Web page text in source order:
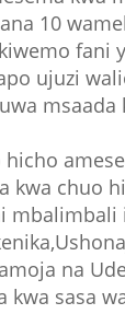
10
fani
ujuzi
msaada
kwa chuo
mbalimbali
na
kwa sasa